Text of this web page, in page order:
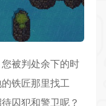
被判处余下的时
铁匠那里找工
囚犯和警卫呢？